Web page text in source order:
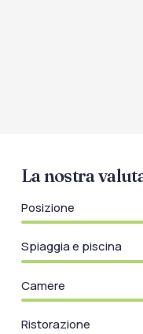
La nostra
Posizione
Spiaggia e piscina
Camere
Ristorazione